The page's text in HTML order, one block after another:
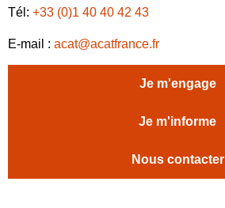
Tél: +33 (0)1 40 40 42 43
E-mail : acat@acatfrance.fr
Je m'engage
Je m'informe
Nous contacter